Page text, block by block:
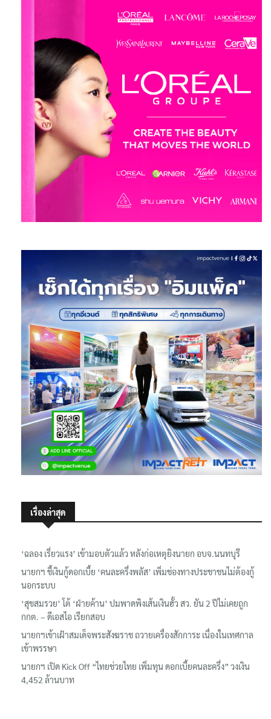
เรื่องล่าสุด
‘ฉลอง เรี่ยวแรง’ เข้ามอบตัวแล้ว หลังก่อเหตุยิงนายก อบจ.นนทบุรี
นายกฯ ชี้เงินกู้ดอกเบี้ย ‘คนละครึ่งพลัส’ เพิ่มช่องทางประชาชนไม่ต้องกู้
นอกระบบ
‘สุขสมรวย’ โต้ ‘ฝ่ายค้าน’ ปมพาดพิงเส้นเงินฮั้ว สว. ยัน 2 ปีไม่เคยถูก
กกต. – ดีเอสไอ เรียกสอบ
นายกฯเข้าเฝ้าสมเด็จพระสังฆราช ถวายเครื่องสักการะ เนื่องในเทศกาล
เข้าพรรษา
นายกฯ เปิด Kick Off “ไทยช่วยไทย เพิ่มทุน ดอกเบี้ยคนละครึ่ง” วงเงิน
4,452 ล้านบาท